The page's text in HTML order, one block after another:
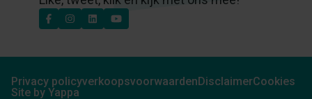
Privacy policyverkoopsvoorwaarden DisclaimerCookies
Site by Yappa